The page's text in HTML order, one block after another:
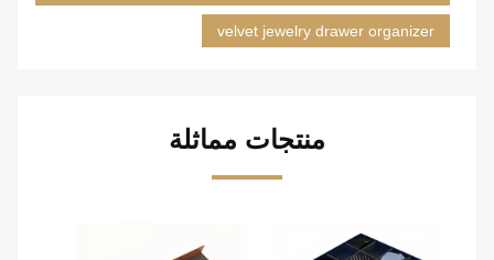
velvet jewelry drawer organizer
منتجات مماثلة